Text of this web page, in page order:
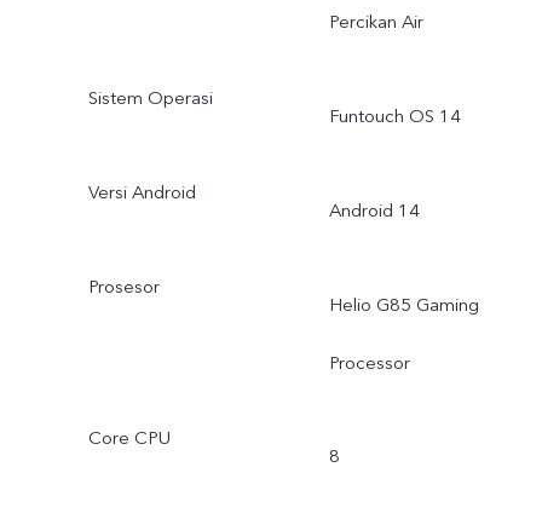
Percikan Air
Sistem Operasi
Funtouch OS 14
Versi Android
Android 14
Prosesor
Helio G85 Gaming
Processor
Core CPU
8